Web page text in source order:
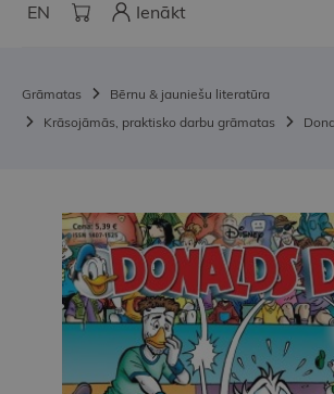
EN Ienākt
Grāmatas
Bērnu & jauniešu literatūra
Krāsojāmās, praktisko darbu grāmatas